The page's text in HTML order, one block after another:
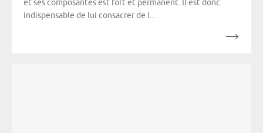
et ses composantes est fort et permanent. Il est donc
indispensable de lui consacrer de l...